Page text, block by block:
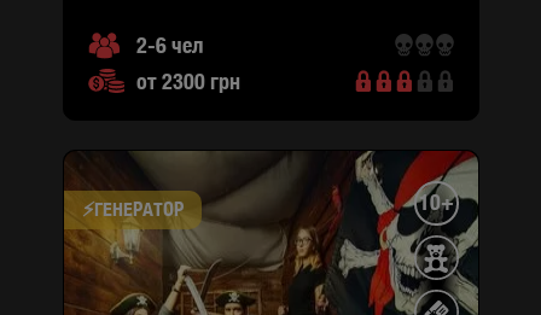
2-6 чел
от 2300 грн
⚡​ГЕНЕРАТОР 10+